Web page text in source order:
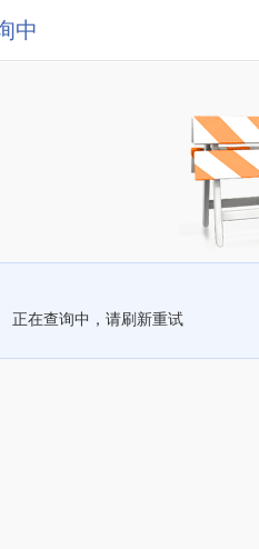
中
正在查询中，请刷新重试